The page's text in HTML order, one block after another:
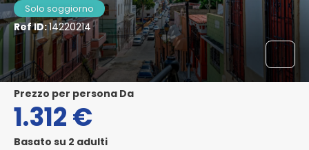
Solo soggiorno
Ref ID:14220214
Prezzo per persona Da
1.312 €
Basato su 2 adulti